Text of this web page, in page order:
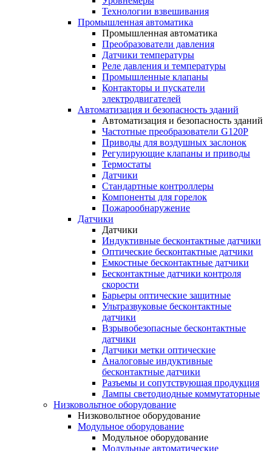
Технологии взвешивания
Промышленная автоматика
Промышленная автоматика
Преобразователи давления
Датчики температуры
Реле давления и температуры
Промышленные клапаны
Контакторы и пускатели
электродвигателей
Автоматизация и безопасность зданий
Автоматизация и безопасность зданий
Частотные преобразователи G120P
Приводы для воздушных заслонок
Регулирующие клапаны и приводы
Термостаты
Датчики
Стандартные контроллеры
Компоненты для горелок
Пожарообнаружение
Датчики
Датчики
Индуктивные бесконтактные датчики
Оптические бесконтактные датчики
Емкостные бесконтактные датчики
Бесконтактные датчики контроля
скорости
Барьеры оптические защитные
Ультразвуковые бесконтактные
датчики
Взрывобезопасные бесконтактные
датчики
Датчики метки оптические
Аналоговые индуктивные
бесконтактные датчики
Разъемы и сопутствующая продукция
Лампы светодиодные коммутаторные
Низковольтное оборудование
Низковольтное оборудование
Модульное оборудование
Модульное оборудование
Модульные автоматические